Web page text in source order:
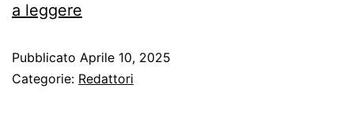
a leggere
Pubblicato Aprile 10, 2025
Categorie: Redattori